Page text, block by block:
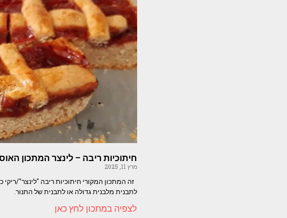
חיתוכיות ריבה – לינצר המתכון
מרץ 11, 2025
זה המתכון המקורי חיתוכיות ריבה "לינצר"/
לתבנית מלבנית גדולה או לתבנית של התנור.
לצפיה במתכון לחץ כאן